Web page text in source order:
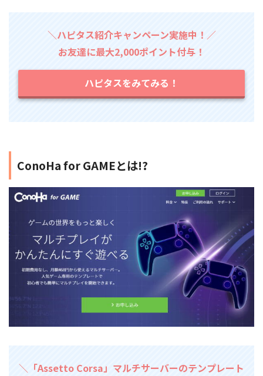
＼ハピタス紹介キャンペーン実施中！／
お友達に最大2,000ポイント付与！
ハピタスをみてみる！
ConoHa for GAMEとは!?
＼「Assetto Corsa」マルチサーバーのテンプレート